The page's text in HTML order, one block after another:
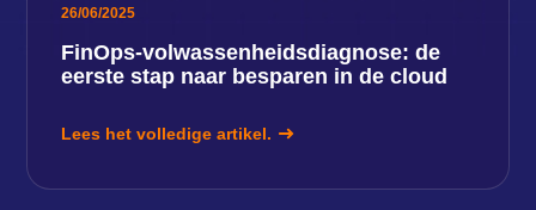
26/06/2025
FinOps-volwassenheidsdiagnose: de
eerste stap naar besparen in de cloud
Lees het volledige artikel.